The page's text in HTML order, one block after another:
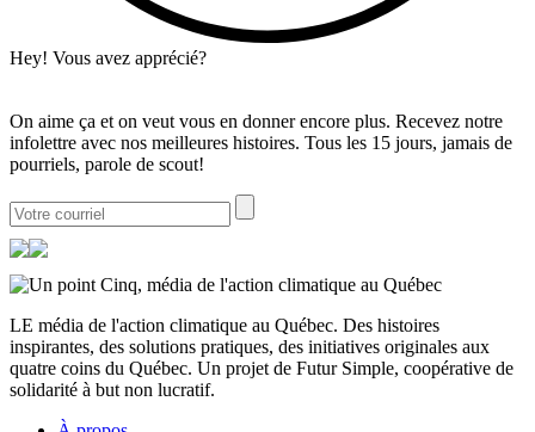
Hey! Vous avez apprécié?
On aime ça et on veut vous en donner encore plus. Recevez notre
infolettre avec nos meilleures histoires. Tous les 15 jours, jamais de
pourriels, parole de scout!
LE média de l'action climatique au Québec. Des histoires
inspirantes, des solutions pratiques, des initiatives originales aux
quatre coins du Québec. Un projet de Futur Simple, coopérative de
solidarité à but non lucratif.